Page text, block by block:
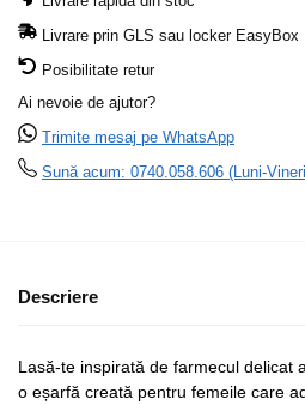
Livrare prin GLS sau locker EasyBox
Posibilitate retur
Ai nevoie de ajutor?
Trimite mesaj pe WhatsApp
Sună acum: 0740.058.606 (Luni-
Descriere
Lasă-te inspirată de farmecul delicat
o eșarfă creată pentru femeile care